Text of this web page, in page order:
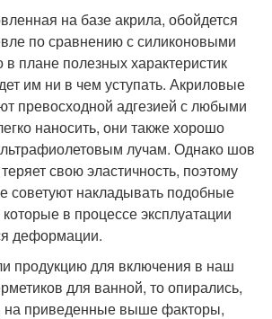
на базе акрила, обойдется
по сравнению с силиконовыми
в плане полезных характеристик
им ни в чем уступать. Акриловые
превосходной адгезией с любыми
наносить, они также хорошо
лучам. Однако шов
свою эластичность, поэтому
советуют накладывать подобные
в процессе эксплуатации
деформации.
продукцию для включения в наш
для ванной, то опирались,
на приведенные выше факторы,